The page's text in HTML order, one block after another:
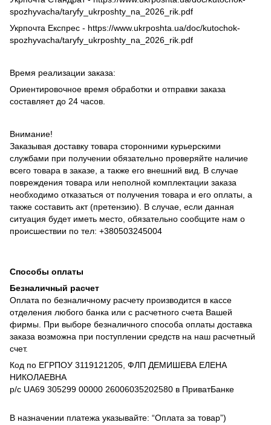
spozhyvacha/taryfy_ukrposhty_na_2026_rik.pdf
Укрпочта Експрес - https://www.ukrposhta.ua/doc/kutochok-
spozhyvacha/taryfy_ukrposhty_na_2026_rik.pdf
Время реализации заказа:
Ориентировочное время обработки и отправки заказа
составляет до 24 часов.
Внимание!
Заказывая доставку товара сторонними курьерскими
службами при получении обязательно проверяйте наличие
всего товара в заказе, а также его внешний вид. В случае
повреждения товара или неполной комплектации заказа
необходимо отказаться от получения товара и его оплаты, а
также составить акт (претензию). В случае, если данная
ситуация будет иметь место, обязательно сообщите нам о
происшествии по тел: +380503245004
Способы оплаты
Безналичный расчет
Оплата по безналичному расчету производится в кассе
отделения любого банка или с расчетного счета Вашей
фирмы. При выборе безналичного способа оплаты доставка
заказа возможна при поступлении средств на наш расчетный
счет.
Код по ЕГРПОУ 3119121205, ФЛП ДЕМИШЕВА ЕЛЕНА
НИКОЛАЕВНА
р/с UA69 305299 00000 26006035202580 в ПриватБанке
В назначении платежа указывайте: “Оплата за товар”)